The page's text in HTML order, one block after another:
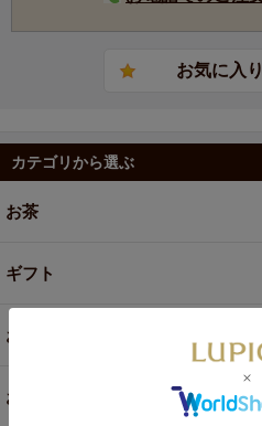
カテゴリから選ぶ
お茶
ギフト
お菓子・食品・飲料
お買い得商品